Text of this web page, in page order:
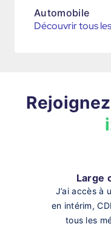
Automobile
Découvrir tous
Large
J’ai accès à
en intérim,
tous les